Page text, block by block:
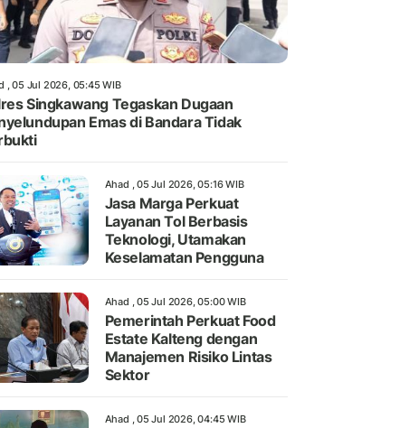
, 05 Jul 2026, 05:45 WIB
Singkawang Tegaskan Dugaan
Emas di Bandara Tidak
Ahad , 05 Jul 2026, 05:16 WIB
Jasa Marga Perkuat
Layanan Tol Berbasis
Teknologi, Utamakan
Keselamatan Pengguna
Ahad , 05 Jul 2026, 05:00 WIB
Pemerintah Perkuat Food
Estate Kalteng dengan
Manajemen Risiko Lintas
Sektor
Ahad , 05 Jul 2026, 04:45 WIB